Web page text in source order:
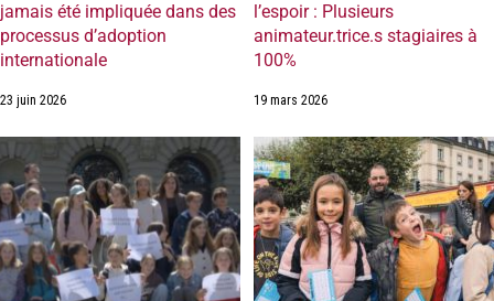
jamais été impliquée dans des
processus d’adoption
internationale
23 juin 2026
l’espoir : Plusieurs
animateur.trice.s stagiaires à
100%
19 mars 2026